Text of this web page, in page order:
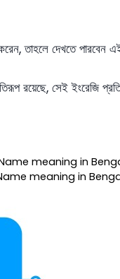
তাহলে দেখতে পারবেন
রয়েছে, সেই ইংরেজি
Name meaning in
Name meaning in